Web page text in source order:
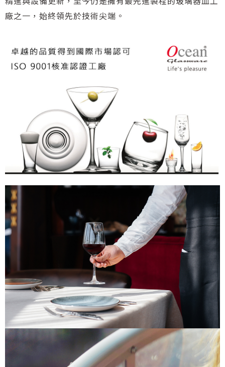
廠之一，始終領先於技術尖端。